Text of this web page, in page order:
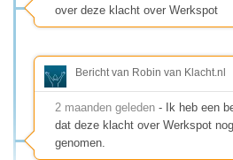
over deze klacht over Werkspot
Bericht van Robin van Klacht.nl
2 maanden geleden - Ik heb een
dat deze klacht over Werkspot
genomen.